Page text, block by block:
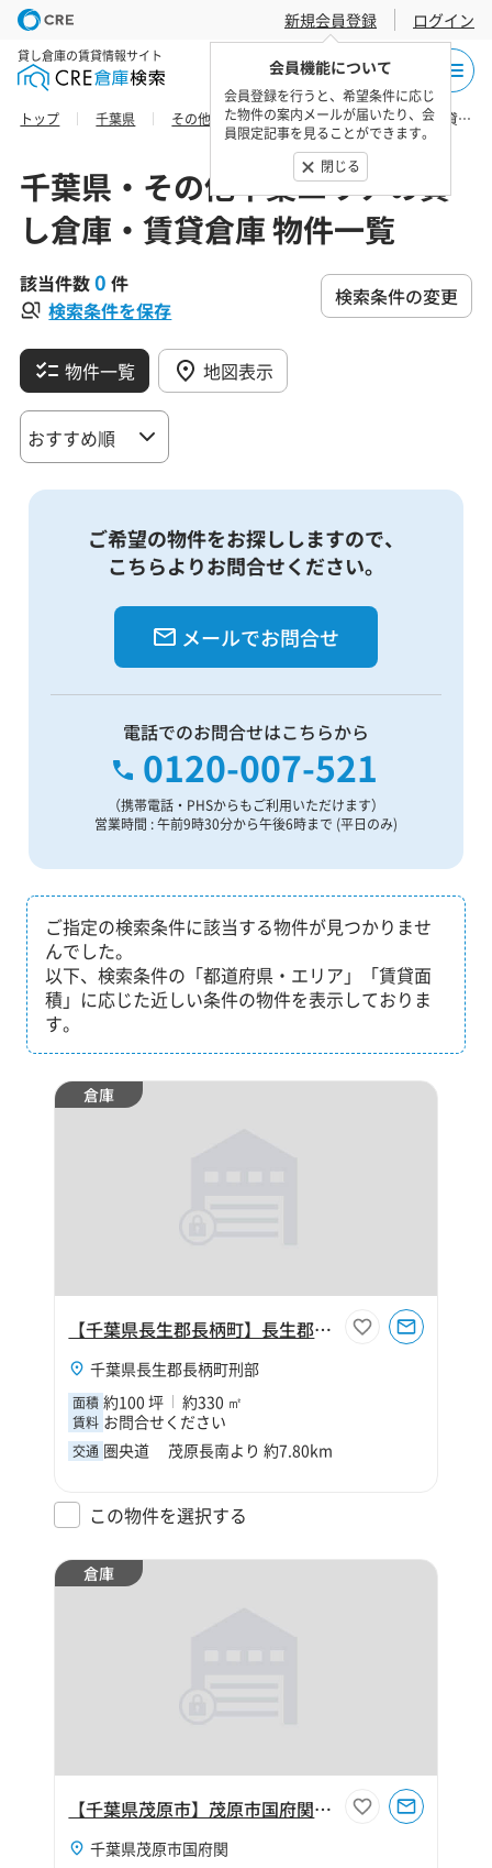
新規会員登録
会員機能について
会員登録を行うと、希望条件に応じ
た物件の案内メールが届いたり、会
員限定記事を見ることができます。
閉じる
ログイン
貸し倉庫の賃貸情報サイト
トップ 千葉県 その他千葉エリア 勝浦市の貸し倉庫・賃貸倉庫 物件一覧
千葉県・その他千葉エリアの貸
し倉庫・賃貸倉庫 物件一覧
該当件数0 件
検索条件を保存
検索条件の変更
物件一覧 地図表示
ご希望の物件をお探ししますので、
こちらよりお問合せください。
メールでお問合せ
電話でのお問合せはこちらから
0120-007-521
（携帯電話・PHSからもご利用いただけます）
営業時間 : 午前9時30分から午後6時まで (平日のみ)
ご指定の検索条件に該当する物件が見つかりませ
んでした。
以下、検索条件の「都道府県・エリア」「賃貸面
積」に応じた近しい条件の物件を表示しておりま
す。
倉庫
【千葉県長生郡長柄町】長生郡長柄町刑部100坪倉庫
千葉県長生郡長柄町刑部
面積 約100 坪 約330 ㎡
賃料 お問合せください
交通 圏央道 茂原長南より 約7.80km
この物件を選択する
倉庫
【千葉県茂原市】茂原市国府関260坪倉庫
千葉県茂原市国府関